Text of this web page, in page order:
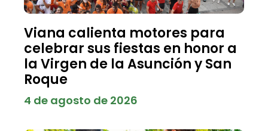
Viana calienta motores para
celebrar sus fiestas en honor a
la Virgen de la Asunción y San
Roque
4 de agosto de 2026